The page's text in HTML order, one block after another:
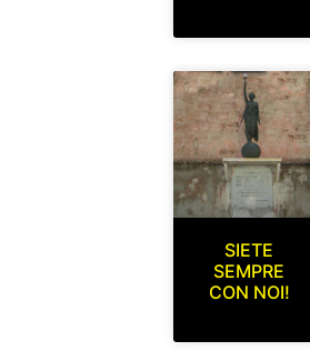
SIETE
SEMPRE
CON NOI!